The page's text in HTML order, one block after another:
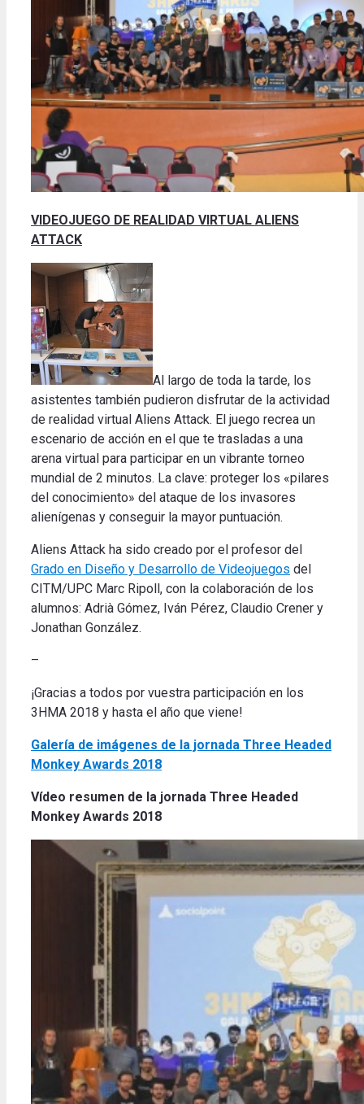
VIDEOJUEGO DE REALIDAD VIRTUAL ALIENS
ATTACK
Al largo de toda la tarde, los
asistentes también pudieron disfrutar de la actividad
de realidad virtual Aliens Attack. El juego recrea un
escenario de acción en el que te trasladas a una
arena virtual para participar en un vibrante torneo
mundial de 2 minutos. La clave: proteger los «pilares
del conocimiento» del ataque de los invasores
alienígenas y conseguir la mayor puntuación.
Aliens Attack ha sido creado por el profesor del
Grado en Diseño y Desarrollo de Videojuegos del
CITM/UPC Marc Ripoll, con la colaboración de los
alumnos: Adrià Gómez, Iván Pérez, Claudio Crener y
Jonathan González.
–
¡Gracias a todos por vuestra participación en los
3HMA 2018 y hasta el año que viene!
Galería de imágenes de la jornada Three Headed
Monkey Awards 2018
Vídeo resumen de la jornada Three Headed
Monkey Awards 2018